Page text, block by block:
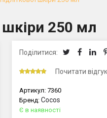
шкіри 250 мл
Поділитися:
Почитати
Артикул: 7360
Бренд: Cocos
Є в наявності